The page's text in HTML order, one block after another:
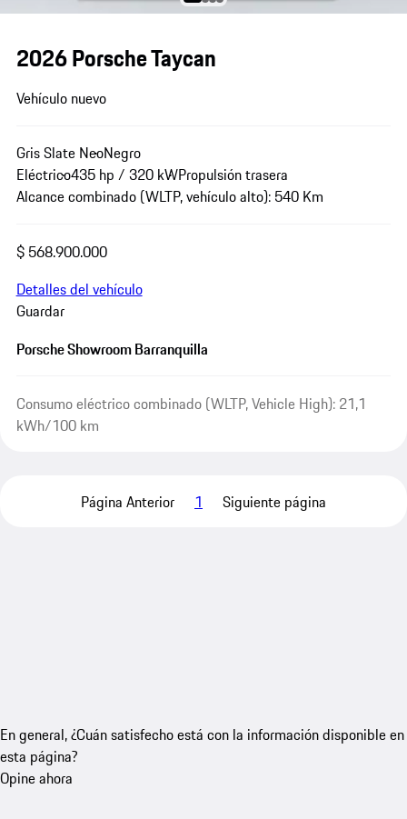
2026 Porsche Taycan
Vehículo nuevo
Gris Slate NeoNegro
Eléctrico435 hp / 320 kWPropulsión trasera
Alcance combinado (WLTP, vehículo alto): 540 Km
$ 568.900.000
Detalles del vehículo
Guardar
Porsche Showroom Barranquilla
Consumo eléctrico combinado (WLTP, Vehicle High): 21,1
kWh/100 km
Página Anterior 1 Siguiente página
En general, ¿Cuán satisfecho está con la información disponible en
esta página?
Opine ahora